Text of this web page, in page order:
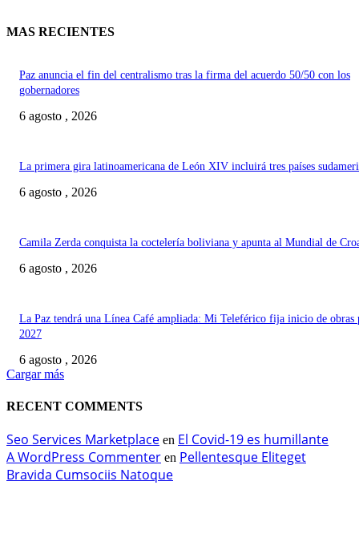
MAS RECIENTES
Paz anuncia el fin del centralismo tras la firma del acuerdo 50/50 con los
gobernadores
6 agosto , 2026
La primera gira latinoamericana de León XIV incluirá tres países
6 agosto , 2026
Camila Zerda conquista la coctelería boliviana y apunta al Mundial de
6 agosto , 2026
La Paz tendrá una Línea Café ampliada: Mi Teleférico fija inicio de obras
2027
6 agosto , 2026
Cargar más
RECENT COMMENTS
Seo Services Marketplace en El Covid-19 es humillante
A WordPress Commenter en Pellentesque Eliteget
Bravida Cumsociis Natoque